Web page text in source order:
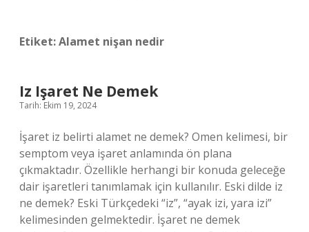
Etiket:Alamet nişan nedir
Iz Işaret Ne Demek
Tarih: Ekim 19, 2024
İşaret iz belirti alamet ne demek? Omen kelimesi, bir
semptom veya işaret anlamında ön plana
çıkmaktadır. Özellikle herhangi bir konuda geleceğe
dair işaretleri tanımlamak için kullanılır. Eski dilde iz
ne demek? Eski Türkçedeki “iz”, “ayak izi, yara izi”
kelimesinden gelmektedir. İşaret ne demek